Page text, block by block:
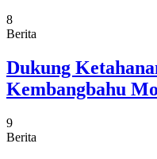
8
Berita
Dukung
Kembangbahu
9
Berita